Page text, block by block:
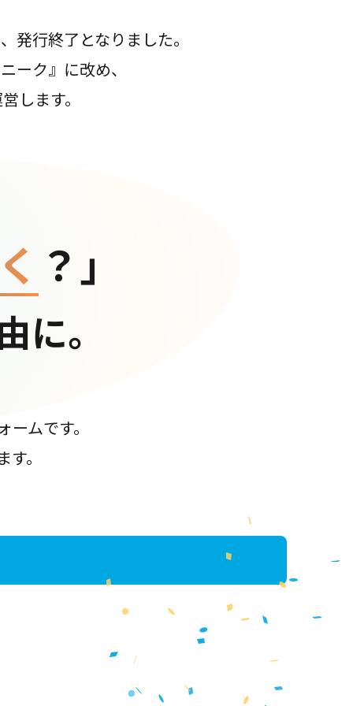
発行終了となりました。
ーク』に改め、
します。
？」
に。
ムです。
。